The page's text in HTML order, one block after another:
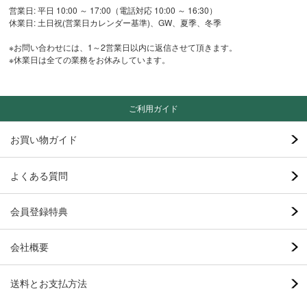
営業日: 平日 10:00 ～ 17:00（電話対応 10:00 ～ 16:30）
休業日: 土日祝(営業日カレンダー基準)、GW、夏季、冬季
※お問い合わせには、1～2営業日以内に返信させて頂きます。
※休業日は全ての業務をお休みしています。
ご利用ガイド
お買い物ガイド
よくある質問
会員登録特典
会社概要
送料とお支払方法